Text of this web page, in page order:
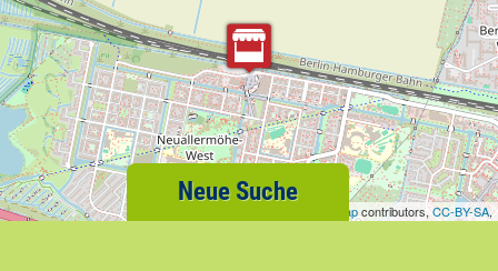
OpenStreetMapcontributors,CC-BY-SA,
Neue Suche